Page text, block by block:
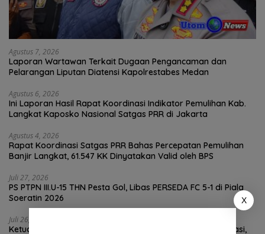
Agustus 7, 2026
Laporan Wartawan Terkait Dugaan Pengancaman dan
Pelarangan Liputan Diatensi Kapolrestabes Medan
Agustus 6, 2026
Ini Laporan Hasil Rapat Koordinasi Indikator Pemulihan Kab.
Langkat Kaposko Nasional Satgas PRR di Jakarta
Agustus 4, 2026
Rapat Koordinasi Satgas PRR Bahas Percepatan Pemulihan
Banjir Langkat, 61.547 KK Dinyatakan Valid oleh BPS
Juli 27, 2026
PS PTPN III.U-15 THN Pesta Gol, Libas PERSEDA FC 5-1 di Piala
Soeratin 2026
Juli 26, 2026
Ketua KC FSPMI Langkat Kunjungi Kantor Sekretariat Bekasi,
X